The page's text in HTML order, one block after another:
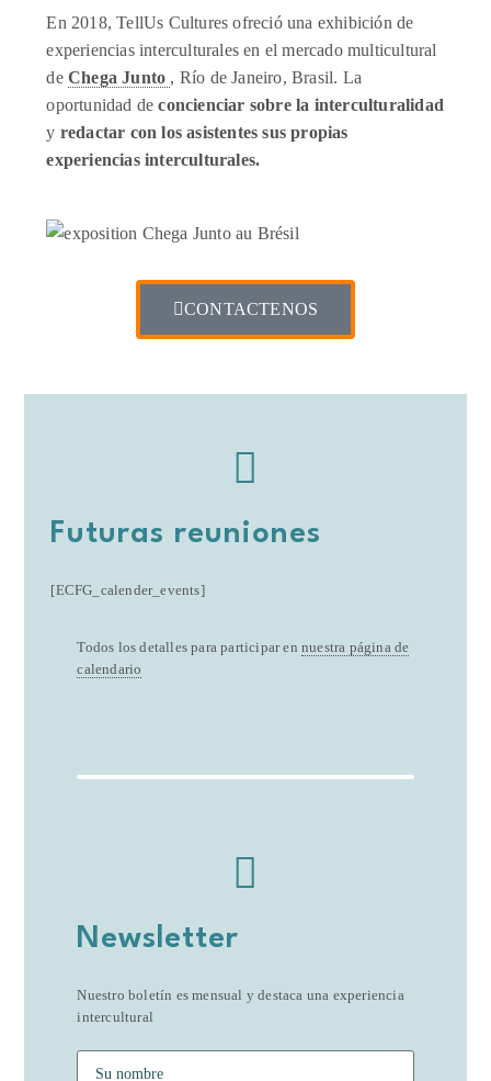
En 2018, TellUs Cultures ofreció una exhibición de
experiencias interculturales en el mercado multicultural
deChega Junto , Río de Janeiro, Brasil. La
oportunidad deconcienciar sobre la interculturalidad
y redactar con los asistentes sus propias
experiencias interculturales.
CONTACTENOS
Futuras reuniones
[ECFG_calender_events]
Todos los detalles para participar ennuestra página de
calendario
Newsletter
Nuestro boletín es mensual y destaca una experiencia
intercultural